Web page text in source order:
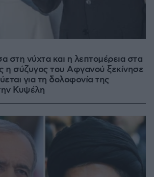
στη νύχτα και η λεπτομέρεια στα
η σύζυγος του Αφγανού ξεκίνησε
για τη δολοφονία της
Κυψέλη